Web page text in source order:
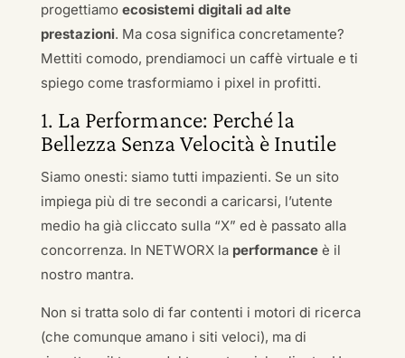
progettiamo ecosistemi digitali ad alte
prestazioni. Ma cosa significa concretamente?
Mettiti comodo, prendiamoci un caffè virtuale e ti
spiego come trasformiamo i pixel in profitti.
1. La Performance: Perché la
Bellezza Senza Velocità è Inutile
Siamo onesti: siamo tutti impazienti. Se un sito
impiega più di tre secondi a caricarsi, l’utente
medio ha già cliccato sulla “X” ed è passato alla
concorrenza. In NETWORX la performanceè il
nostro mantra.
Non si tratta solo di far contenti i motori di ricerca
(che comunque amano i siti veloci), ma di